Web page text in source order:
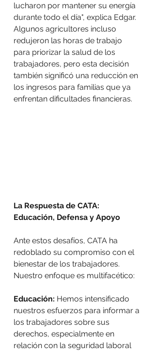
lucharon por mantener su energía
durante todo el día", explica Edgar.
Algunos agricultores incluso
redujeron las horas de trabajo
para priorizar la salud de los
trabajadores, pero esta decisión
también significó una reducción en
los ingresos para familias que ya
enfrentan dificultades financieras.
La Respuesta de CATA:
Educación, Defensa y Apoyo
Ante estos desafíos, CATA ha
redoblado su compromiso con el
bienestar de los trabajadores.
Nuestro enfoque es multifacético:
Educación: Hemos intensificado
nuestros esfuerzos para informar a
los trabajadores sobre sus
derechos, especialmente en
relación con la seguridad laboral